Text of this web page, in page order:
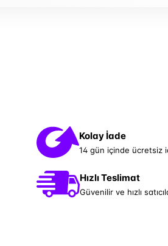
Kolay İade
14 gün içinde ücretsiz
Hızlı Teslimat
Güvenilir ve hızlı